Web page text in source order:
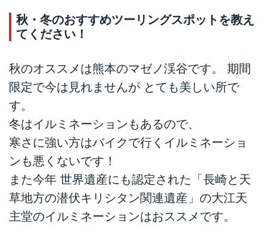
秋・冬のおすすめツーリングスポットを教え
てください！
秋のオススメは熊本のマゼノ渓谷です。 期間
限定で今は見れませんが とても美しい所で
す。
冬はイルミネーションもあるので、
寒さに強い方はバイクで行くイルミネーショ
ンも悪くないです！
また今年 世界遺産にも認定された「長崎と天
草地方の潜伏キリシタン関連遺産」の大江天
主堂のイルミネーションはおススメです。